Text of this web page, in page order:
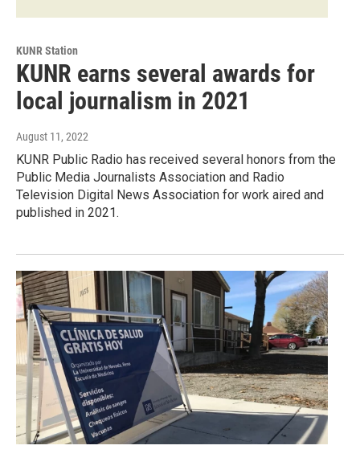
KUNR Station
KUNR earns several awards for
local journalism in 2021
August 11, 2022
KUNR Public Radio has received several honors from the
Public Media Journalists Association and Radio
Television Digital News Association for work aired and
published in 2021.